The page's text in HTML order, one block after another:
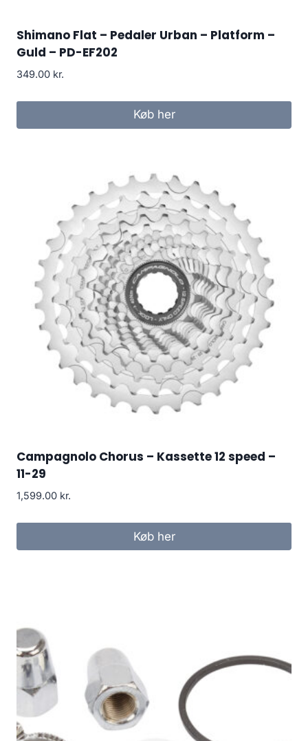
Shimano Flat – Pedaler Urban – Platform –
Guld – PD-EF202
349.00 kr.
Køb her
Campagnolo Chorus – Kassette 12 speed –
11-29
1,599.00 kr.
Køb her